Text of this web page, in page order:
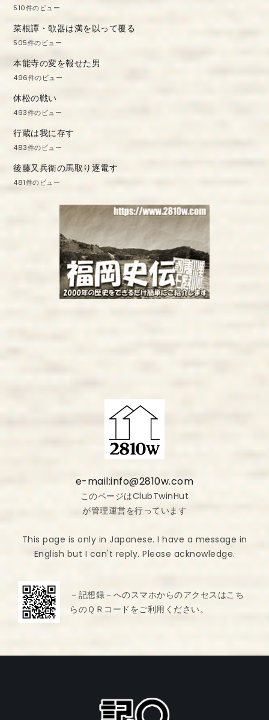
510件のビュー
菜根譚・欹器は満を以って覆る
505件のビュー
本能寺の変を報せた男
496件のビュー
休松の戦い
493件のビュー
行蔵は我に存す
483件のビュー
後藤又兵衛の馬取り逐電す
481件のビュー
e-mail:info@2810w.com
このページはClubTwinHut
が管理運営を行っています
This page is only in Japanese. I have a message in
English but I can't reply. Please acknowledge.
－記想録－へのスマホからのアクセスはこち
らのＱＲコードをご利用ください。